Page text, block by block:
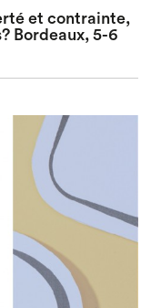
et contrainte,
Bordeaux, 5-6